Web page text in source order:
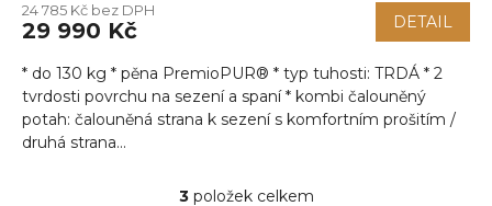
24 785 Kč bez DPH
29 990 Kč DETAIL
* do 130 kg * pěna PremioPUR® * typ tuhosti: TRDÁ * 2
tvrdosti povrchu na sezení a spaní * kombi čalouněný
potah: čalouněná strana k sezení s komfortním prošitím /
druhá strana...
3položek celkem